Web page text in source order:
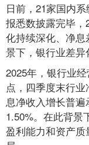
日前，21家国内
报悉数披露完毕
化持续深化、净
景下，银行业差异
2025年，银行业
点，四季度末行
息净收入增长普
1.50%。在此背景
盈利能力和资产